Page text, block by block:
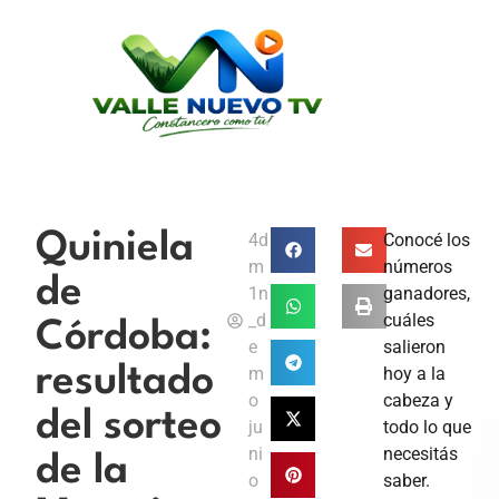
Quiniela
de
Córdoba:
resultado
del sorteo
de la
4d
m
1n
_d
e
m
o
ju
ni
o
Conocé los
números
ganadores,
cuáles
salieron
hoy a la
cabeza y
todo lo que
necesitás
saber.